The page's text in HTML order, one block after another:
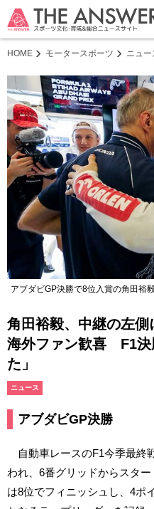
HOME モータースポーツ ニュー
アブダビGP決勝で8位入賞の角田裕
角田裕毅、中継の左側
海外ファン歓喜 F1決
た」
ニュース
アブダビGP決勝
自動車レースのF1今季最終
われ、6番グリッドからスタ
は8位でフィニッシュし、4ポ